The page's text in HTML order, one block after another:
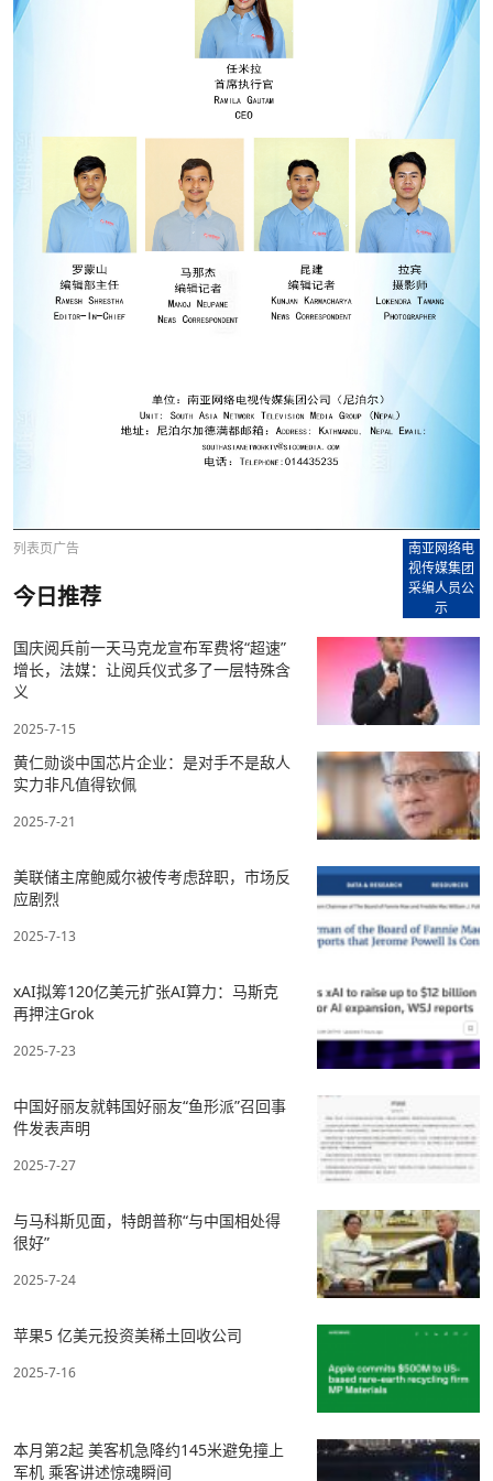
列表页广告
南亚网络电
视传媒集团
采编人员公
示
今日推荐
国庆阅兵前一天马克龙宣布军费将“超速”
增长，法媒：让阅兵仪式多了一层特殊含
义
2025-7-15
黄仁勋谈中国芯片企业：是对手不是敌人
实力非凡值得钦佩
2025-7-21
美联储主席鲍威尔被传考虑辞职，市场反
应剧烈
2025-7-13
xAI拟筹120亿美元扩张AI算力：马斯克
再押注Grok
2025-7-23
中国好丽友就韩国好丽友“鱼形派”召回事
件发表声明
2025-7-27
与马科斯见面，特朗普称“与中国相处得
很好”
2025-7-24
苹果5 亿美元投资美稀土回收公司
2025-7-16
本月第2起 美客机急降约145米避免撞上
军机 乘客讲述惊魂瞬间